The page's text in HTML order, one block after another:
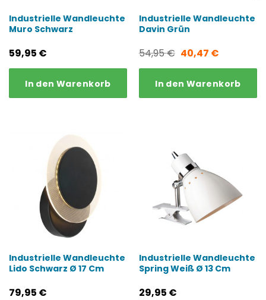
Industrielle Wandleuchte
Muro Schwarz
59,95 €
In den Warenkorb
Industrielle Wandleuchte
Davin Grün
54,95€ Ursprünglicher
Preis
war:
40,47 €Aktueller
Preis
ist:
In den Warenkorb
Industrielle Wandleuchte
Lido Schwarz Ø 17 Cm
79,95 €
Industrielle Wandleuchte
Spring Weiß Ø 13 Cm
29,95 €